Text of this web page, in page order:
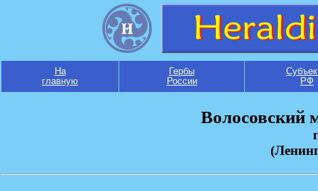
На
главную
Гербы
России
РФ
Волосовский